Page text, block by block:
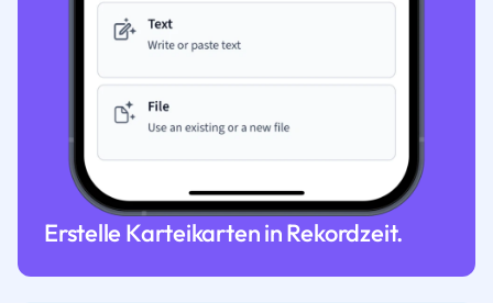
Erstelle Karteikarten in Rekordzeit.